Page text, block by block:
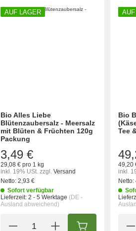
AUF LAGER
Bio Alles Liebe
Blütenzaubersalz - Meersalz
mit Blüten & Früchten 120g
Packung
3,49 €
29,08 € pro 1 kg
inkl. 19% USt. zzgl. Versand
Netto: 2,93 €
Sofort verfügbar
Lieferzeit: 2 - 5 Werktage (DE -
Ausland abweichend)
IN DEN
Bio
Tee
49,20
inkl.
Netto: